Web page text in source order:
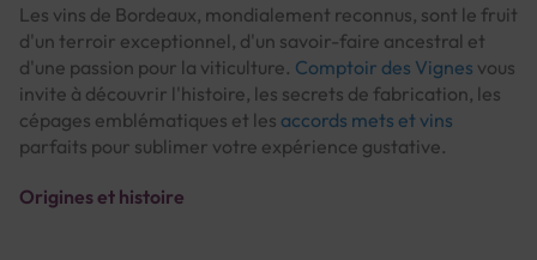
Les vins de Bordeaux, mondialement reconnus, sont le fruit
d'un terroir exceptionnel, d'un savoir-faire ancestral et
d'une passion pour la viticulture. Comptoir des Vignes vous
invite à découvrir l'histoire, les secrets de fabrication, les
cépages emblématiques et les accords mets et vins
parfaits pour sublimer votre expérience gustative.
Origines et histoire